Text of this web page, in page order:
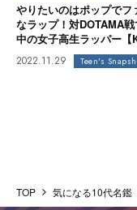
やりたいのはポップでフ
なラップ！対DOTAMA
中の女子高生ラッパー【
2022.11.29 Teen's
TOP 気になる10代名鑑